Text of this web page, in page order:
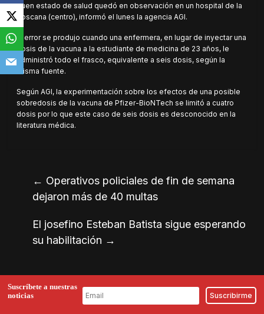
buen estado de salud quedó en observación en un hospital de la
Toscana (centro), informó el lunes la agencia AGI.
El error se produjo cuando una enfermera, en lugar de inyectar una
dosis de la vacuna a la estudiante de medicina de 23 años, le
administró todo el frasco, equivalente a seis dosis, según la
misma fuente.
Según AGI, la experimentación sobre los efectos de una posible
sobredosis de la vacuna de Pfizer-BioNTech se limitó a cuatro
dosis por lo que este caso de seis dosis es desconocido en la
literatura médica.
← Operativos policiales de fin de semana
dejaron más de 40 multas
El josefino Esteban Batista sigue esperando
su habilitación →
Suscríbete a nuestras
noticias